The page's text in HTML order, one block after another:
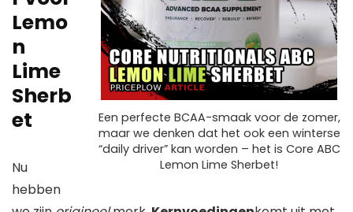
Een perfecte BCAA-smaak voor de zomer,
maar we denken dat het ook een winterse
“daily driver” kan worden – het is Core ABC
Lemon Lime Sherbet!
Lemo
n
Lime
Sherb
et
Nu
hebben